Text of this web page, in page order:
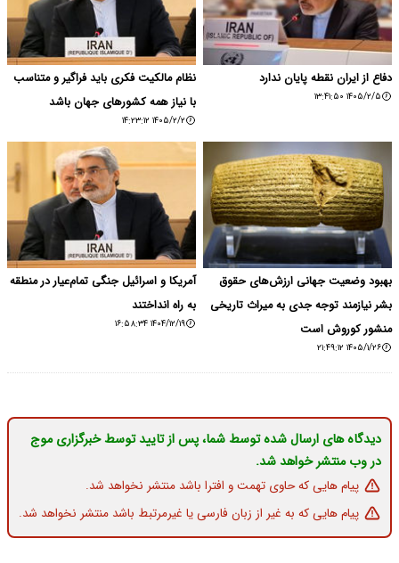
دفاع از ایران نقطه پایان ندارد
۱۴۰۵/۲/۵ ۱۳:۴۱:۵۰
نظام مالکیت فکری باید فراگیر و متناسب
با نیاز همه کشورهای جهان باشد
۱۴۰۵/۲/۲ ۱۴:۲۳:۱۲
بهبود وضعیت جهانی ارزش‌های حقوق
بشر نیازمند توجه جدی به میراث تاریخی
منشور کوروش است
۱۴۰۵/۱/۲۶ ۲۱:۴۹:۱۲
آمریکا و اسرائیل جنگی تمام‌عیار در منطقه
به راه‌ انداختند
۱۴۰۴/۱۲/۱۹ ۱۶:۵۸:۳۴
دیدگاه های ارسال شده توسط شما، پس از تایید توسط خبرگزاری موج
در وب منتشر خواهد شد.
پیام هایی که حاوی تهمت و افترا باشد منتشر نخواهد شد.
پیام هایی که به غیر از زبان فارسی یا غیرمرتبط باشد منتشر نخواهد شد.